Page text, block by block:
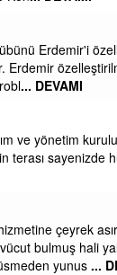
Erdemir'i
Erdemir
... DEVAMI
ve yönetim
terası sayenizde
çeyrek
bulmuş hali
yunus ...